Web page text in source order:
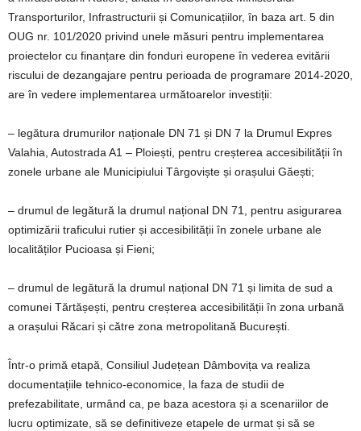
Transporturilor, Infrastructurii și Comunicațiilor, în baza art. 5 din
OUG nr. 101/2020 privind unele măsuri pentru implementarea
proiectelor cu finanțare din fonduri europene în vederea evitării
riscului de dezangajare pentru perioada de programare 2014-2020,
are în vedere implementarea următoarelor investiții:
– legătura drumurilor naționale DN 71 și DN 7 la Drumul Expres
Valahia, Autostrada A1 – Ploiești, pentru creșterea accesibilității în
zonele urbane ale Municipiului Târgoviște și orașului Găești;
– drumul de legătură la drumul național DN 71, pentru asigurarea
optimizării traficului rutier și accesibilității în zonele urbane ale
localităților Pucioasa și Fieni;
– drumul de legătură la drumul național DN 71 și limita de sud a
comunei Tărtășești, pentru creșterea accesibilității în zona urbană
a orașului Răcari și către zona metropolitană București.
Într-o primă etapă, Consiliul Județean Dâmbovița va realiza
documentațiile tehnico-economice, la faza de studii de
prefezabilitate, urmând ca, pe baza acestora și a scenariilor de
lucru optimizate, să se definitiveze etapele de urmat și să se